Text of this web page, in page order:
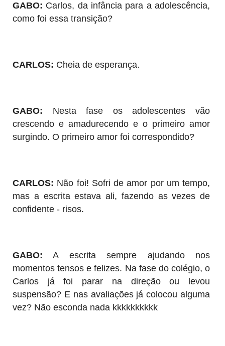
GABO: Carlos, da infância para a adolescência,
como foi essa transição?
CARLOS: Cheia de esperança.
GABO: Nesta fase os adolescentes vão
crescendo e amadurecendo e o primeiro amor
surgindo. O primeiro amor foi correspondido?
CARLOS: Não foi! Sofri de amor por um tempo,
mas a escrita estava ali, fazendo as vezes de
confidente - risos.
GABO: A escrita sempre ajudando nos
momentos tensos e felizes. Na fase do colégio, o
Carlos já foi parar na direção ou levou
suspensão? E nas avaliações já colocou alguma
vez? Não esconda nada kkkkkkkkkk